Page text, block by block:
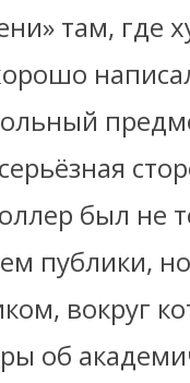
там, где
был не
публики,
вокруг
об